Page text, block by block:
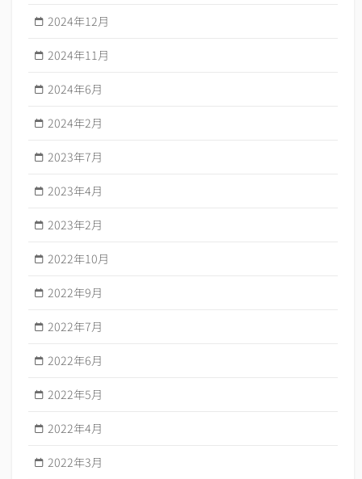
2024年12月
2024年11月
2024年6月
2024年2月
2023年7月
2023年4月
2023年2月
2022年10月
2022年9月
2022年7月
2022年6月
2022年5月
2022年4月
2022年3月